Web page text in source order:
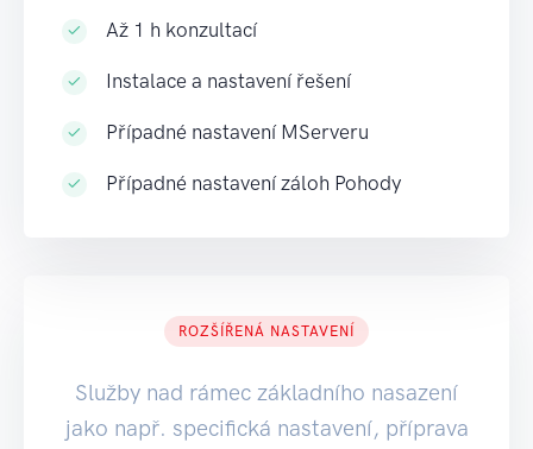
Až 1 h konzultací
Instalace a nastavení řešení
Případné nastavení MServeru
Případné nastavení záloh Pohody
ROZŠÍŘENÁ NASTAVENÍ
Služby nad rámec základního nasazení
jako např. specifická nastavení, příprava